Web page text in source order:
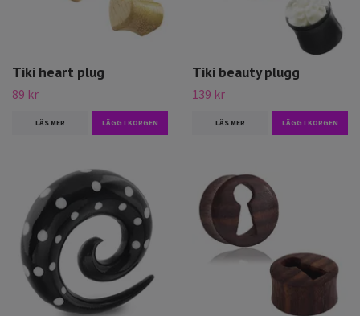
Tiki heart plug
89 kr
LÄS MER LÄGG I KORGEN
Tiki beauty plugg
139 kr
LÄS MER LÄGG I KORGEN